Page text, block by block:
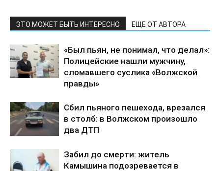
ЭТО МОЖЕТ БЫТЬ ИНТЕРЕСНО ЕЩЕ ОТ АВТОРА
«Был пьян, не понимал, что делал»:
Полицейские нашли мужчину,
сломавшего суслика «Волжской
правды»
Сбил пьяного пешехода, врезался
в столб: в Волжском произошло
два ДТП
Забил до смерти: житель
Камышина подозревается в